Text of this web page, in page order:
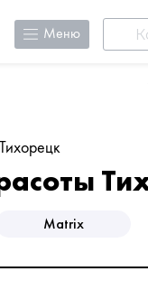
Меню
Тихорецк
Matrix